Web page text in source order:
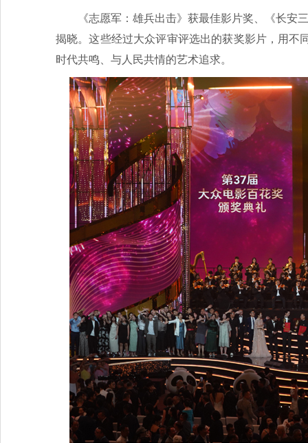
《志愿军：雄兵出击》获最佳影片奖、《长
揭晓。这些经过大众评审评选出的获奖影片，用不
时代共鸣、与人民共情的艺术追求。